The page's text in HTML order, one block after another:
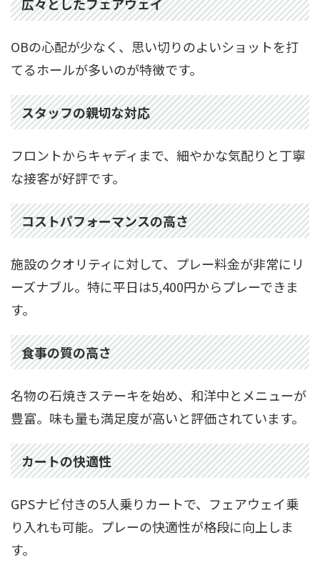
OBの心配が少なく、思い切りのよいショットを打
てるホールが多いのが特徴です。
スタッフの親切な対応
フロントからキャディまで、細やかな気配りと丁寧
な接客が好評です。
コストパフォーマンスの高さ
施設のクオリティに対して、プレー料金が非常にリ
ーズナブル。特に平日は5,400円からプレーできま
す。
食事の質の高さ
名物の石焼きステーキを始め、和洋中とメニューが
豊富。味も量も満足度が高いと評価されています。
カートの快適性
GPSナビ付きの5人乗りカートで、フェアウェイ乗
り入れも可能。プレーの快適性が格段に向上しま
す。